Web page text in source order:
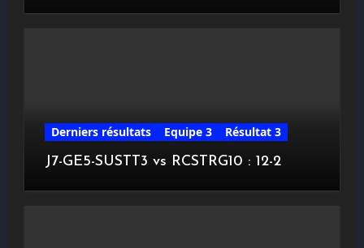
Derniers résultats Equipe 3
Résultat 3
J7-GE5-SUSTT3 vs RCSTRG10 : 12-2